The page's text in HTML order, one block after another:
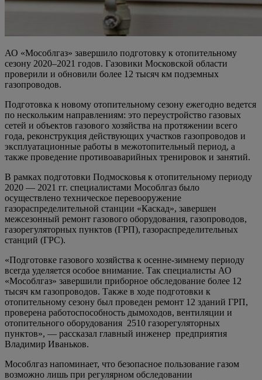
АО «Мособлгаз» завершило подготовку к отопительному
сезону 2020–2021 годов. Газовики Московской области
проверили и обновили более 12 тысяч км подземных
газопроводов.
Подготовка к новому отопительному сезону ежегодно ведется
по нескольким направлениям: это переустройство газовых
сетей и объектов газового хозяйства на протяжении всего
года, реконструкция действующих участков газопроводов и
эксплуатационные работы в межотопительный период, а
также проведение противоаварийных тренировок и занятий.
В рамках подготовки Подмосковья к отопительному периоду
2020 — 2021 гг. специалистами Мособлгаз было
осуществлено техническое перевооружение
газораспределительной станции «Каскад», завершен
межсезонный ремонт газового оборудования, газопроводов,
газорегуляторных пунктов (ГРП), газораспределительных
станций (ГРС).
«Подготовке газового хозяйства к осенне-зимнему периоду
всегда уделяется особое внимание. Так специалисты АО
«Мособлгаз» завершили приборное обследование более 12
тысяч км газопроводов. Также в ходе подготовки к
отопительному сезону был проведен ремонт 12 зданий ГРП,
проверена работоспособность дымоходов, вентиляции и
отопительного оборудования 2510 газорегуляторных
пунктов», — рассказал главный инженер предприятия
Владимир Иваньков.
Мособлгаз напоминает, что безопасное пользование газом
возможно лишь при регулярном обследовании